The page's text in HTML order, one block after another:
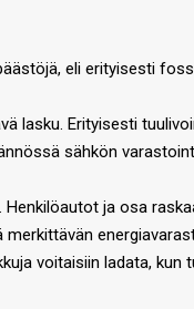
eli erityisesti
lasku. Erityisesti
sähkön
ja osa
voitaisiin ladata,